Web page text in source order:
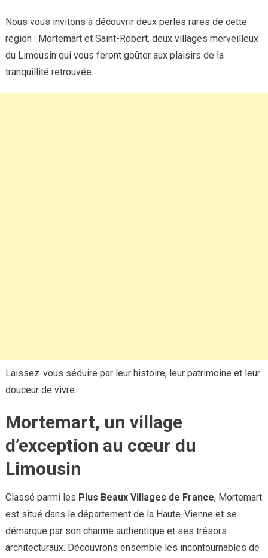
Nous vous invitons à découvrir deux perles rares de cette
région : Mortemart et Saint-Robert, deux villages merveilleux
du Limousin qui vous feront goûter aux plaisirs de la
tranquillité retrouvée.
Laissez-vous séduire par leur histoire, leur patrimoine et leur
douceur de vivre.
Mortemart, un village
d’exception au cœur du
Limousin
Classé parmi les Plus Beaux Villages de France, Mortemart
est situé dans le département de la Haute-Vienne et se
démarque par son charme authentique et ses trésors
architecturaux. Découvrons ensemble les incontournables de